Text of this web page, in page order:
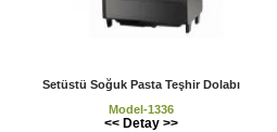
Setüstü Soğuk Pasta Teşhir Dolabı
Model-1336
<< Detay >>